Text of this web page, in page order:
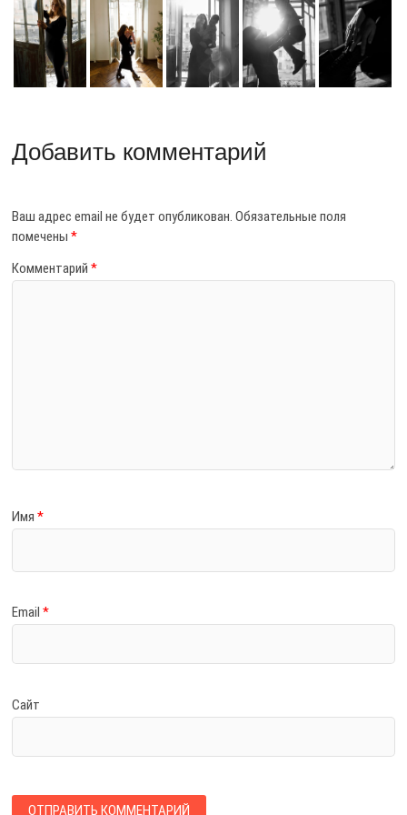
Добавить комментарий
Ваш адрес email не будет опубликован. Обязательные поля
помечены*
Комментарий*
Имя*
Email*
Сайт